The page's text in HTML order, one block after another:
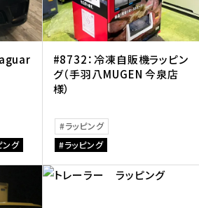
ング
#8732：冷凍自販機ラッピン
グ（手羽八MUGEN 今泉店
様）
ラッピング
ラッピング